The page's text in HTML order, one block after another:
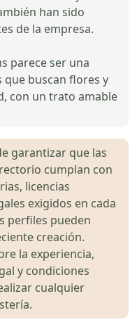
han sido
de la empresa.
parece ser una
que buscan flores y
con un trato amable
garantizar que las
cumplan con
licencias
exigidos en cada
perfiles pueden
creación.
la experiencia,
y condiciones
cualquier